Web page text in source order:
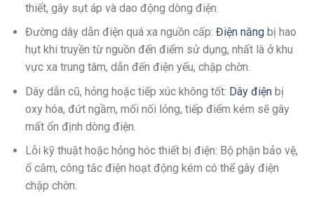
thiết, gây sụt áp và dao động dòng điện.
Đường dây dẫn điện quá xa nguồn cấp: Điện năngbị hao
hụt khi truyền từ nguồn đến điểm sử dụng, nhất là ở khu
vực xa trung tâm, dẫn đến điện yếu, chập chờn.
Dây dẫn cũ, hỏng hoặc tiếp xúc không tốt: Dây điệnbị
oxy hóa, đứt ngầm, mối nối lỏng, tiếp điểm kém sẽ gây
mất ổn định dòng điện.
Lỗi kỹ thuật hoặc hỏng hóc thiết bị điện: Bộ phận bảo vệ,
ổ cắm, công tắc điện hoạt động kém có thể gây điện
chập chờn.